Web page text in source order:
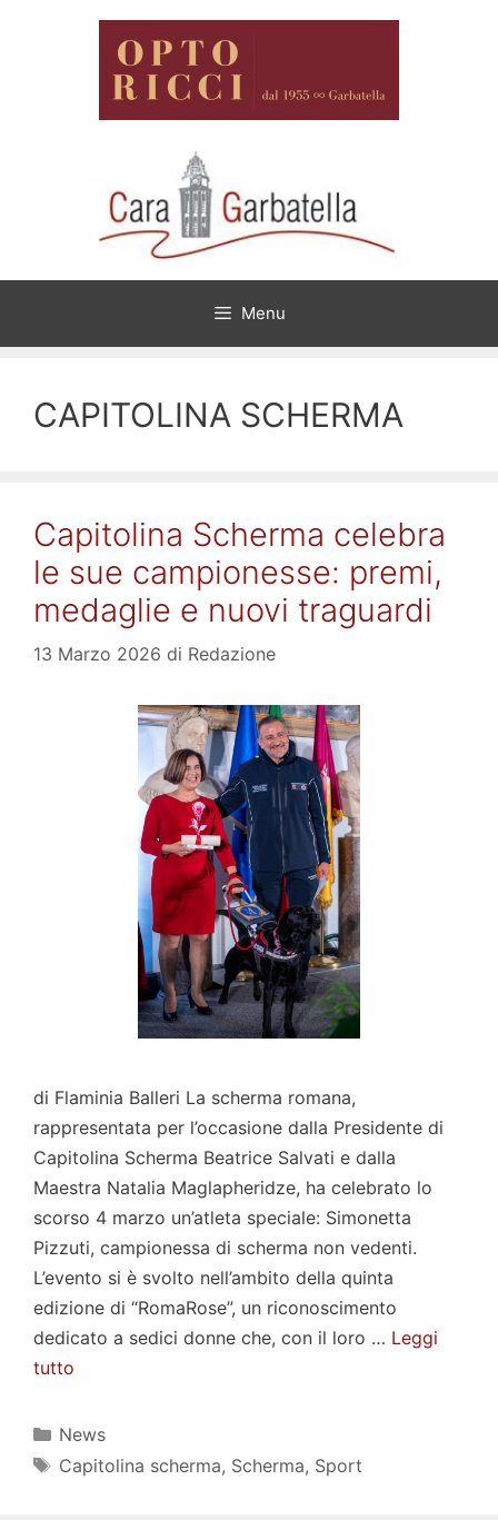
Menu
CAPITOLINA SCHERMA
Capitolina Scherma celebra
le sue campionesse: premi,
medaglie e nuovi traguardi
13 Marzo 2026 di Redazione
di Flaminia Balleri La scherma romana,
rappresentata per l’occasione dalla Presidente di
Capitolina Scherma Beatrice Salvati e dalla
Maestra Natalia Maglapheridze, ha celebrato lo
scorso 4 marzo un’atleta speciale: Simonetta
Pizzuti, campionessa di scherma non vedenti.
L’evento si è svolto nell’ambito della quinta
edizione di “RomaRose”, un riconoscimento
dedicato a sedici donne che, con il loro … Leggi
tutto
Categorie
News
Tag
Capitolina scherma, Scherma, Sport